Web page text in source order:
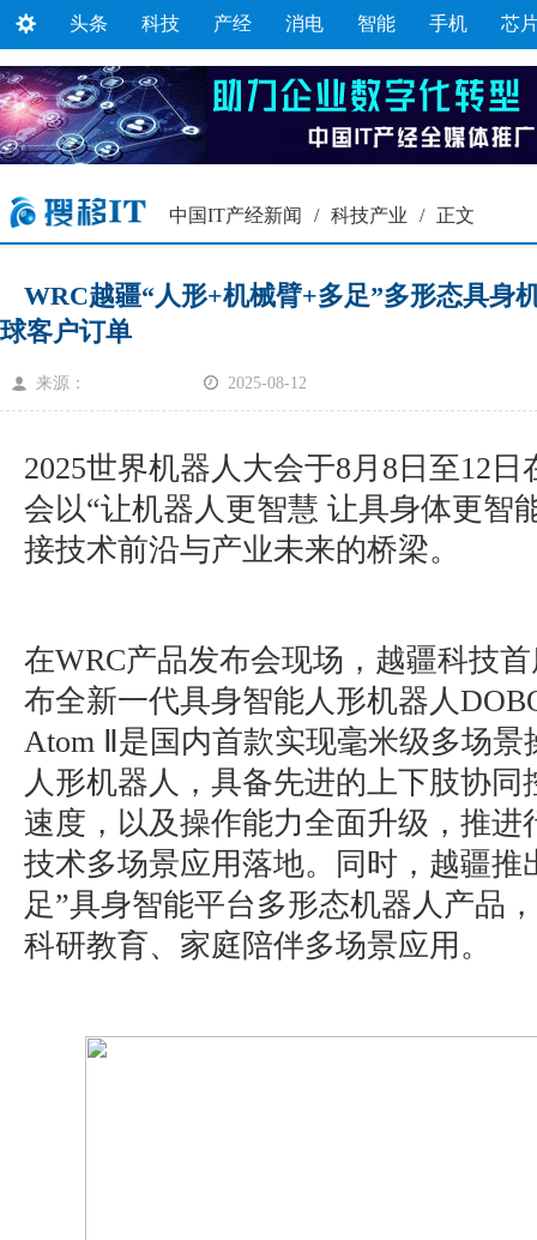
头条 科技 产经 消电 智能 手机 芯
中国IT产经新闻 / 科技产业 / 正文
WRC越疆“人形+机械臂+多足”多形态具身
球客户订单
来源： 2025-08-12
2025世界机器人大会于8月8日至12
会以“让机器人更智慧 让具身体更智
接技术前沿与产业未来的桥梁。
在WRC产品发布会现场，越疆科技
布全新一代具身智能人形机器人
Atom Ⅱ是国内首款实现毫米级多场
人形机器人，具备先进的上下肢协
速度，以及操作能力全面升级，推进
技术多场景应用落地。同时，越疆推
足”具身智能平台多形态机器人产品
科研教育、家庭陪伴多场景应用。